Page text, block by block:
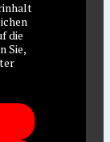
die
Sie,